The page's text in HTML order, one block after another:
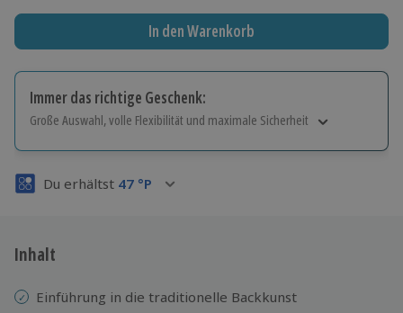
In den Warenkorb
Immer das richtige Geschenk:
Große Auswahl, volle Flexibilität und maximale Sicherheit
Volle Flexibilität
3 Jahre gültig & verlängerbar.
Du erhältst 47 °P
Inhalt
Einführung in die traditionelle Backkunst